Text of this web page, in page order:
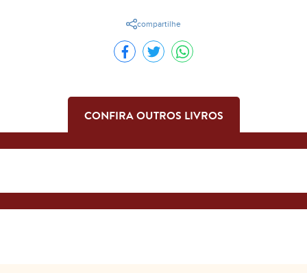
compartilhe
CONFIRA OUTROS LIVROS